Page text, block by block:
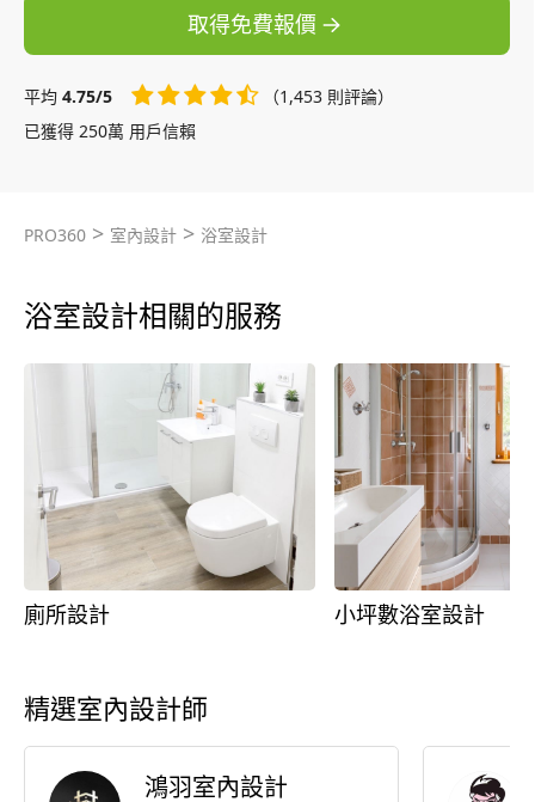
取得免費報價
平均 4.75/5
（1,453 則評論）
已獲得 250萬 用戶信賴
PRO360 > 室內設計 > 浴室設計
浴室設計相關的服務
廁所設計 小坪數浴室設計
精選室內設計師
鴻羽室內設計